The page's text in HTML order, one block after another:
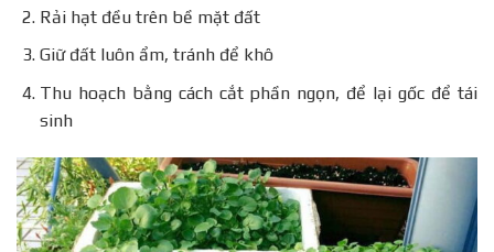
Rải hạt đều trên bề mặt đất
Giữ đất luôn ẩm, tránh để khô
Thu hoạch bằng cách cắt phần ngọn, để lại gốc để tái
sinh